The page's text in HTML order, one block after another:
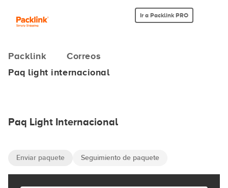
Ir a Packlink PRO
Packlink
Correos
Paq light internacional
Paq Light Internacional
Enviar paquete Seguimiento de paquete